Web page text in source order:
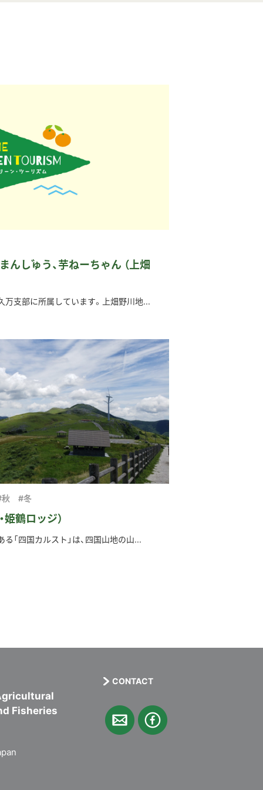
んじゅう、芋ねーちゃん （上畑
万支部に所属しています。上畑野川地...
姫鶴ロッジ）
#冬
「四国カルスト」は、四国山地の山...
Fisheries
CONTACT